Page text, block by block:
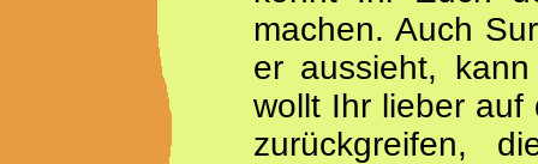
machen. Auch
er aussieht,
wollt Ihr lieber auf
zurückgreifen,